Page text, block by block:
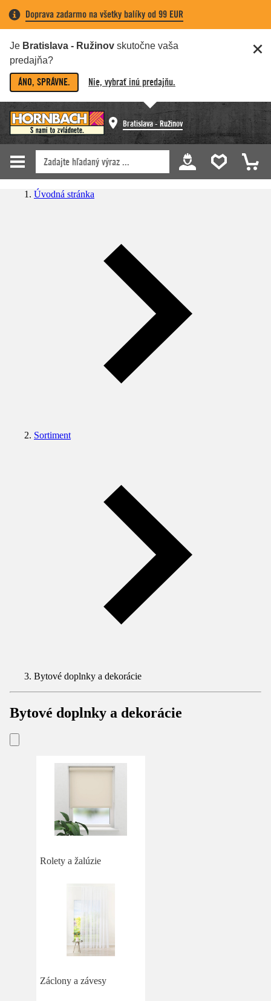
Doprava zadarmo na všetky balíky od 99 EUR
Je Bratislava - Ružinov skutočne vaša
predajňa?
ÁNO, SPRÁVNE. Nie, vybrať inú predajňu.
Bratislava - Ružinov
Úvodná stránka
Sortiment
Bytové doplnky a dekorácie
Bytové doplnky a dekorácie
Rolety a žalúzie
Záclony a závesy